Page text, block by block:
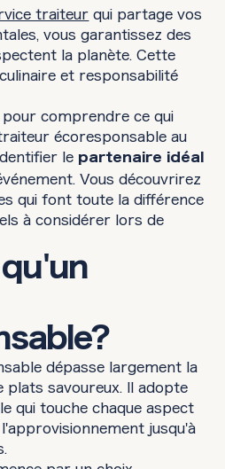
traiteurqui partage vos
vous garantissez des
la planète. Cette
et responsabilité
comprendre ce qui
écoresponsable au
le partenaire idéal
Vous découvrirez
qui font toute la différence
à considérer lors de
dépasse largement la
savoureux. Il adopte
qui touche chaque aspect
jusqu'à